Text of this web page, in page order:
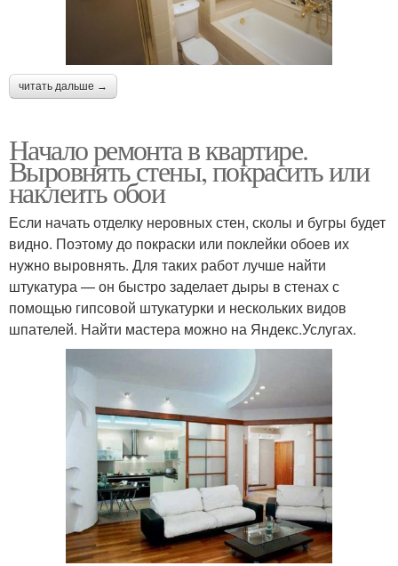
читать дальше →
Начало ремонта в квартире.
Выровнять стены, покрасить или
наклеить обои
Если начать отделку неровных стен, сколы и бугры будет
видно. Поэтому до покраски или поклейки обоев их
нужно выровнять. Для таких работ лучше найти
штукатура — он быстро заделает дыры в стенах с
помощью гипсовой штукатурки и нескольких видов
шпателей. Найти мастера можно на Яндекс.Услугах.